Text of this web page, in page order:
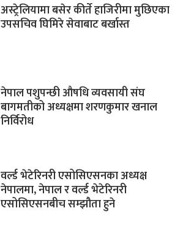
अस्ट्रेलियामा बसेर कीर्ते हाजिरीमा मुछिएका
उपसचिव घिमिरे सेवाबाट बर्खास्त
नेपाल पशुपन्छी औषधि व्यवसायी संघ
बागमतीको अध्यक्षमा शरणकुमार खनाल
निर्विरोध
वर्ल्ड भेटेरिनरी एसोसिएसनका अध्यक्ष
नेपालमा, नेपाल र वर्ल्ड भेटेरिनरी
एसोसिएसनबीच सम्झौता हुने